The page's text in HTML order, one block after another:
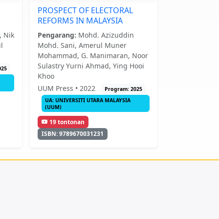
Nik
PROSPECT OF ELECTORAL
REFORMS IN MALAYSIA
Pengarang: Mohd. Azizuddin
Mohd. Sani, Amerul Muner
Mohammad, G. Manimaran, Noor
Sulastry Yurni Ahmad, Ying Hooi
Khoo
UUM Press • 2022
Program: 2025
UA: UNIVERSITI UTARA MALAYSIA
(UUM)
19 tontonan
ISBN: 9789670031231